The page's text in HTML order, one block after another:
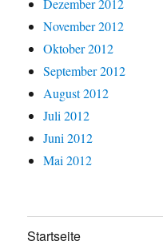
November 2012
Oktober 2012
September 2012
August 2012
Juli 2012
Juni 2012
Mai 2012
Startseite